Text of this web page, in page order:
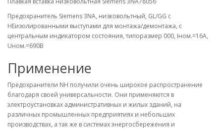
Предохранитель Siemens 3NA, низковольтный, GL/GG c
НЕизолированными выступами для монтажа/демонтажа, с
центральным индикатором состояния, типоразмер 000, Iном.=16A,
Uном.=690В
Применение
Предохранители NH получили очень широкое распространение
благодаря своей универсальности. Они применяются в
электроустановках административных и жилых зданий, на
различных промышленных предприятиях и небольших
производствах, а так же в системах энергосбережения и